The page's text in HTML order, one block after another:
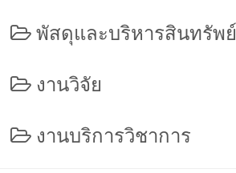
พัสดุและบริหารสินทรัพย์
งานวิจัย
งานบริการวิชาการ